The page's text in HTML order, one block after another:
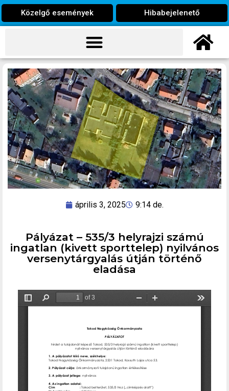
Közelgő események Hibabejelenető
április 3, 2025 9:14 de.
Pályázat – 535/3 helyrajzi számú
ingatlan (kivett sporttelep) nyilvános
versenytárgyalás útján történő
eladása